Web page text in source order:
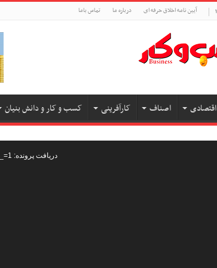
آیین نامه اخلاق حرفه ای درباره ما تماس باما
اقتصادی اصناف کارآفرینی کسب و کار و دانش بنیان
دریافت پرونده: https://hw6.cdn.asset.aparat.com/aparat-video/a1b73195a7a5f219750ca2584062071423322849-240p.mp4?_=1